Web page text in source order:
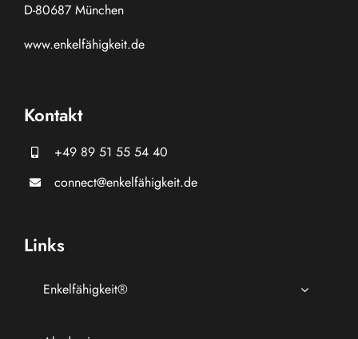
D-80687 München
www.enkelfähigkeit.de
Kontakt
+49 89 51 55 54 40
connect@enkelfähigkeit.de
Links
Enkelfähigkeit®